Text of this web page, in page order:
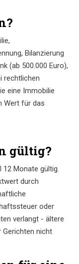
Bilanzierung
(ab 500.000 Euro),
rechtlichen
eine Immobilie
Wert für das
gültig?
12 Monate gültig.
durch
oder
verlangt - ältere
Gerichten nicht